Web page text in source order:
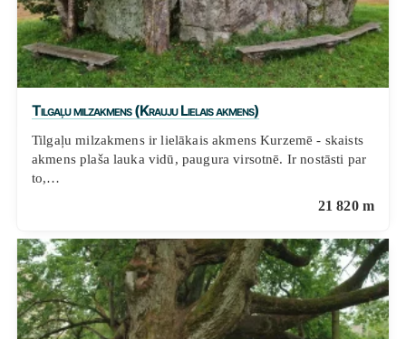
Tilgaļu milzakmens (Krauju Lielais akmens)
Tilgaļu milzakmens ir lielākais akmens Kurzemē - skaists
akmens plaša lauka vidū, paugura virsotnē. Ir nostāsti par
to,…
21 820 m